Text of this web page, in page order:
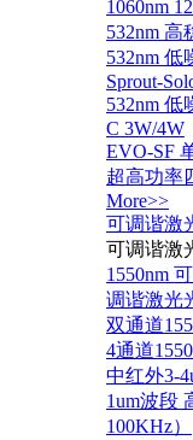
1060nm
532nm
532nm 低
532nm 低
C 3W/4W
EVO-SF
超高功率
More>>
可调谐激
可调谐激
1550nm
调谐激光
双通道
4通道
中红外3-
1um波段
100KHz）